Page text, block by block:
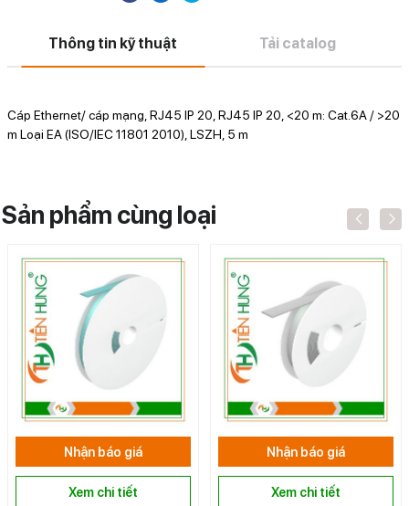
Thông tin kỹ thuật Tải catalog
Cáp Ethernet/ cáp mạng, RJ45 IP 20, RJ45 IP 20, <20 m: Cat.6A / >20
m Loại EA (ISO/IEC 11801 2010), LSZH, 5 m
Sản phẩm cùng loại
Nhận báo giá
Xem chi tiết
Nhận báo giá
Xem chi tiết